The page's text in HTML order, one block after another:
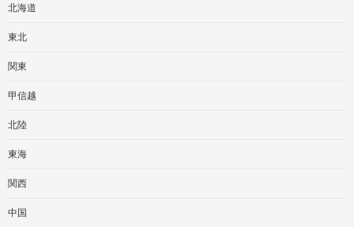
北海道
東北
関東
甲信越
北陸
東海
関西
中国